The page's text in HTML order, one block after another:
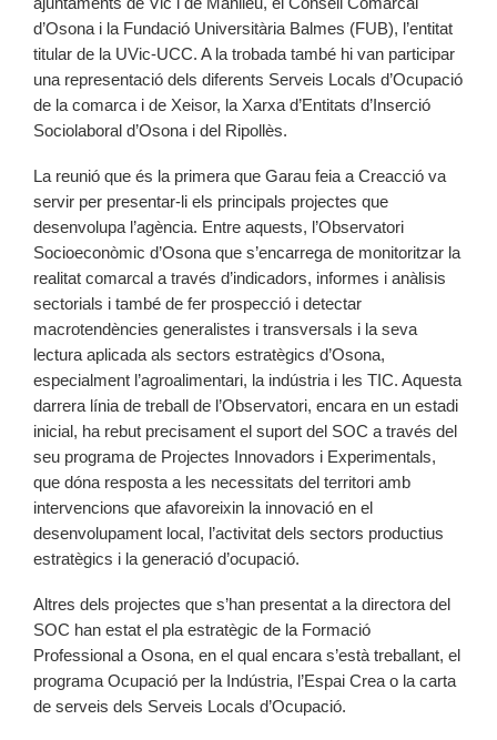
d’Osona i la Fundació Universitària Balmes (FUB), l’entitat
titular de la UVic-UCC. A la trobada també hi van participar
una representació dels diferents Serveis Locals d’Ocupació
de la comarca i de Xeisor, la Xarxa d’Entitats d’Inserció
Sociolaboral d’Osona i del Ripollès.
La reunió que és la primera que Garau feia a Creacció va
servir per presentar-li els principals projectes que
desenvolupa l’agència. Entre aquests, l’Observatori
Socioeconòmic d’Osona que s’encarrega de monitoritzar la
realitat comarcal a través d’indicadors, informes i anàlisis
sectorials i també de fer prospecció i detectar
macrotendències generalistes i transversals i la seva
lectura aplicada als sectors estratègics d’Osona,
especialment l’agroalimentari, la indústria i les TIC. Aquesta
darrera línia de treball de l’Observatori, encara en un estadi
inicial, ha rebut precisament el suport del SOC a través del
seu programa de Projectes Innovadors i Experimentals,
que dóna resposta a les necessitats del territori amb
intervencions que afavoreixin la innovació en el
desenvolupament local, l’activitat dels sectors productius
estratègics i la generació d’ocupació.
Altres dels projectes que s’han presentat a la directora del
SOC han estat el pla estratègic de la Formació
Professional a Osona, en el qual encara s’està treballant, el
programa Ocupació per la Indústria, l’Espai Crea o la carta
de serveis dels Serveis Locals d’Ocupació.